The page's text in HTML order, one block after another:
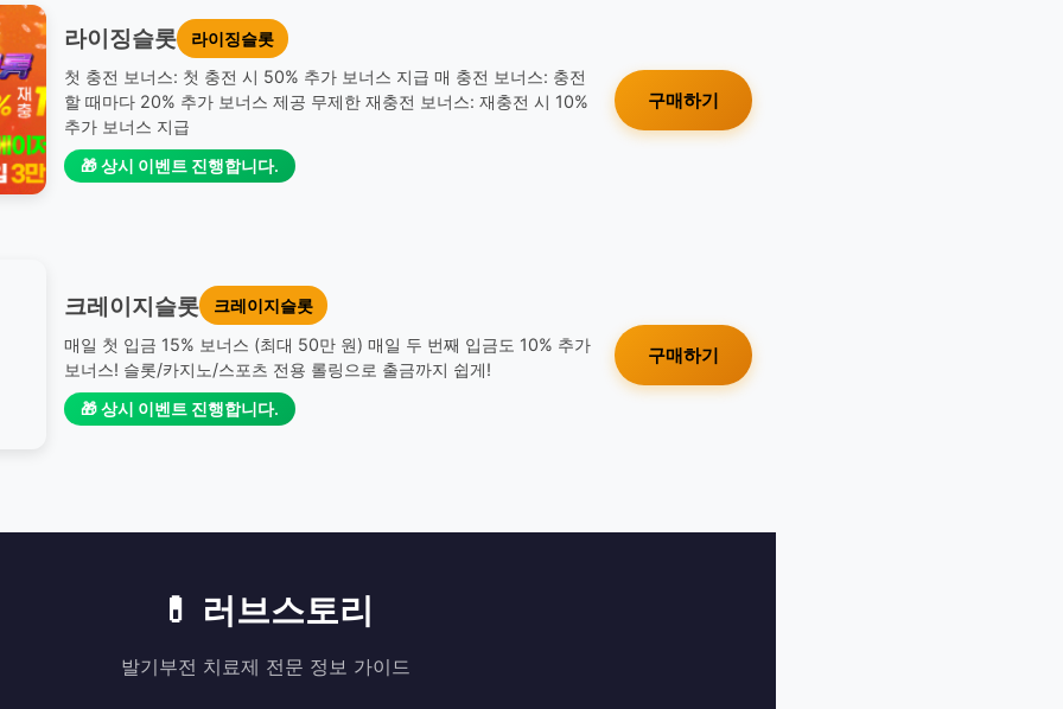
라이징슬롯
라이징슬롯
첫 충전 보너스: 첫 충전 시 50% 추가 보너스 지급 매 충전 보너스: 충전
할 때마다 20% 추가 보너스 제공 무제한 재충전 보너스: 재충전 시 10%
추가 보너스 지급
🎁 상시 이벤트 진행합니다.
구매하기
크레이지슬롯
크레이지슬롯
매일 첫 입금 15% 보너스 (최대 50만 원) 매일 두 번째 입금도 10% 추가
보너스! 슬롯/카지노/스포츠 전용 롤링으로 출금까지 쉽게!
🎁 상시 이벤트 진행합니다.
구매하기
💊 러브스토리
발기부전 치료제 전문 정보 가이드